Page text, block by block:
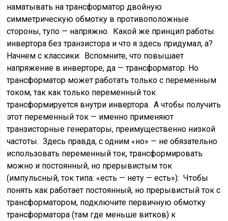
наматывать на трансформатор двойную
симметрическую обмотку в противоположные
стороны, тупо — напряжно. Какой же принцип работы
инвертора без транзистора и что я здесь придумал, а?
Начнем с классики: Вспомните, что повышает
напряжение в инверторе, да — трансформатор. Но
трансформатор может работать только с переменным
током, так как только переменный ток
трансформируется внутри инвертора. А чтобы получить
этот переменный ток — именно применяют
транзисторные генераторы, преимущественно низкой
частоты. Здесь правда, с одним «но» — не обязательно
использовать переменный ток, трансформировать
можно и постоянный, но прерывистым ток
(импульсный, ток типа: «есть — нету — есть»): Чтобы
понять как работает постоянный, но прерывистый ток с
трансформатором, подключите первичную обмотку
трансформатора (там где меньше витков) к